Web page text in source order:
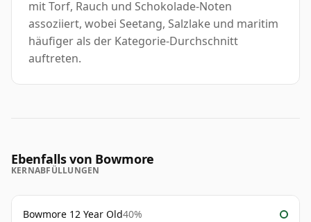
mit Torf, Rauch und Schokolade-Noten
assoziiert, wobei Seetang, Salzlake und maritim
häufiger als der Kategorie-Durchschnitt
auftreten.
Ebenfalls von Bowmore
KERNABFÜLLUNGEN
Bowmore 12 Year Old40%